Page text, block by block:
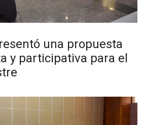
una propuesta
y participativa para el